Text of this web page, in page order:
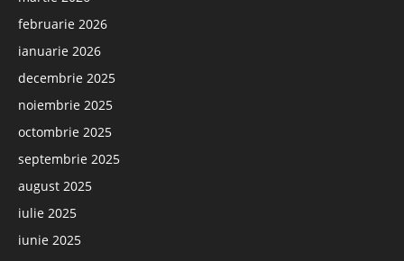
februarie 2026
ianuarie 2026
decembrie 2025
noiembrie 2025
octombrie 2025
septembrie 2025
august 2025
iulie 2025
iunie 2025